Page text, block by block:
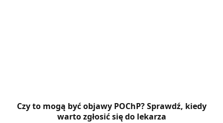
Czy to mogą być objawy POChP? Sprawdź, kiedy
warto zgłosić się do lekarza